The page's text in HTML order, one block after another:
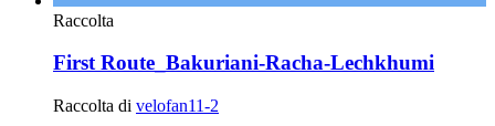
Raccolta
First Route_Bakuriani-Racha-Lechkhumi
Raccolta di velofan11-2